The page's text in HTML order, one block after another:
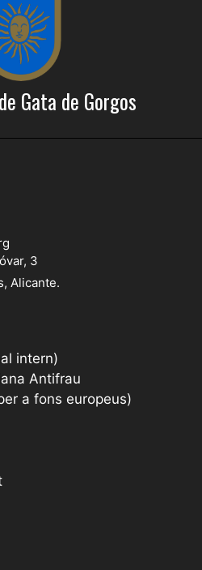
Gata de Gorgos
3
Alicante.
intern)
Antifrau
a fons europeus)